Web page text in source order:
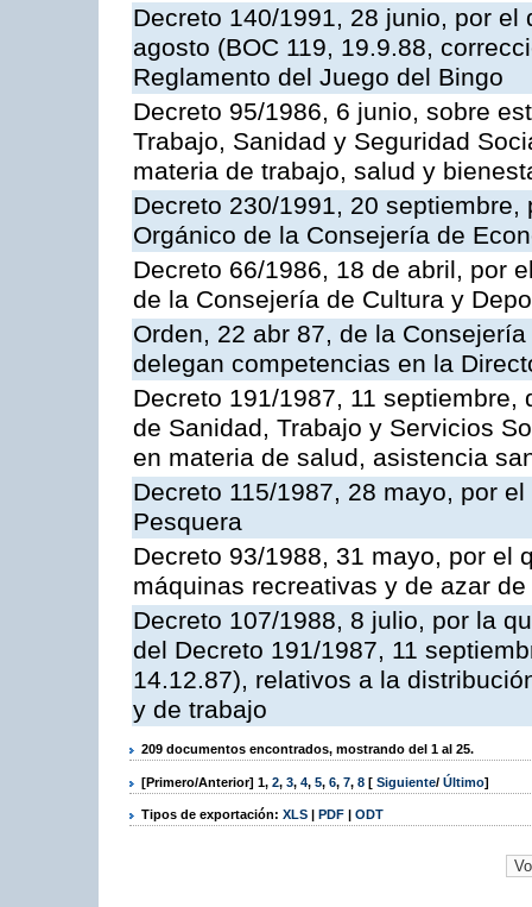
Decreto 140/1991, 28 junio, por
agosto (BOC 119, 19.9.88,
Reglamento del Juego del Bingo
Decreto 95/1986, 6 junio, sobre
Trabajo, Sanidad y Seguridad
materia de trabajo, salud y
Decreto 230/1991, 20
Orgánico de la Consejería de
Decreto 66/1986, 18 de abril, por
de la Consejería de Cultura y
Orden, 22 abr 87, de la
delegan competencias en la
Decreto 191/1987, 11
de Sanidad, Trabajo y Servicios
en materia de salud, asistencia
Decreto 115/1987, 28 mayo, por
Pesquera
Decreto 93/1988, 31 mayo, por el
máquinas recreativas y de azar
Decreto 107/1988, 8 julio, por la
del Decreto 191/1987, 11
14.12.87), relativos a la
y de trabajo
209 documentos encontrados, mostrando del 1 al 25.
[Primero/Anterior] 1, 2, 3, 4, 5, 6, 7, 8 [ Siguiente/ Último]
Tipos de exportación: XLS | PDF | ODT